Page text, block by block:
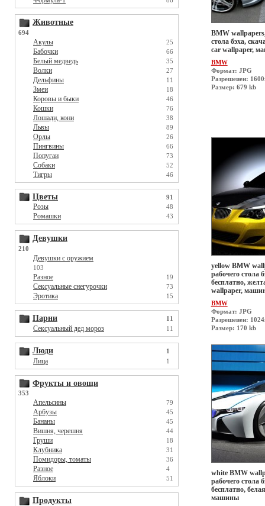
Животные
694
Акулы 25
Бабочки 66
Белый медведь 35
Волки 27
Дельфины 11
Змеи 18
Коровы и быки 46
Кошки 76
Лошади, кони 38
Львы 89
Орлы 26
Пингвины 66
Попугаи 73
Собаки 52
Тигры 46
Цветы 91
Розы 48
Ромашки 43
Девушки
210
Девушки с оружием
103
Разное 19
Сексуальные снегурочки 73
Эротика 15
Парни 11
Сексуальный дед мороз 11
Люди 1
Лица 1
Фрукты и овощи
353
Апельсины 79
Арбузы 45
Бананы 45
Вишня, черешня 44
Груши 18
Клубника 31
Помидоры, томаты 36
Разное 4
Яблоки 51
Продукты
BMW
стола бэха,
car wallpaper,
BMW
Формат: JPG
Разрешеиен:
Размер: 679 kb
yellow BMW
рабочего стола
бесплатно,
wallpaper,
BMW
Формат: JPG
Разрешеиен:
Размер: 170 kb
white BMW
рабочего стола
бесплатно,
машины